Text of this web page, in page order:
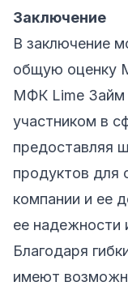
Заключение
В заключение
общую оценку
МФК Lime Займ
участником в
предоставляя
продуктов для
компании и ее
ее надежности
Благодаря
имеют